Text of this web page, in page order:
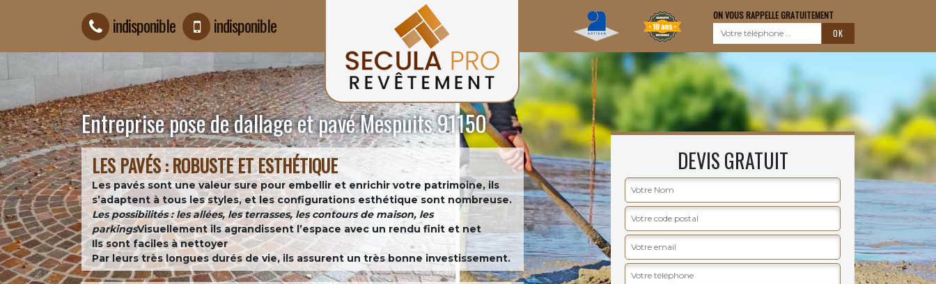
indisponible indisponible ON VOUS RAPPELLE GRATUITEMENT
Entreprise pose de dallage et pavé Mespuits 91150
LES PAVÉS : ROBUSTE ET ESTHÉTIQUE
Les pavés sont une valeur sure pour embellir et enrichir votre patrimoine, ils
s’adaptent à tous les styles, et les configurations esthétique sont nombreuse.
Les possibilités : les allées, les terrasses, les contours de maison, les
parkingsVisuellement ils agrandissent l’espace avec un rendu finit et net
Ils sont faciles à nettoyer
Par leurs très longues durés de vie, ils assurent un très bonne investissement.
DEVIS GRATUIT